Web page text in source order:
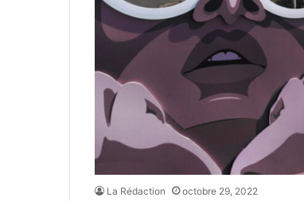
La Rédaction octobre 29, 2022